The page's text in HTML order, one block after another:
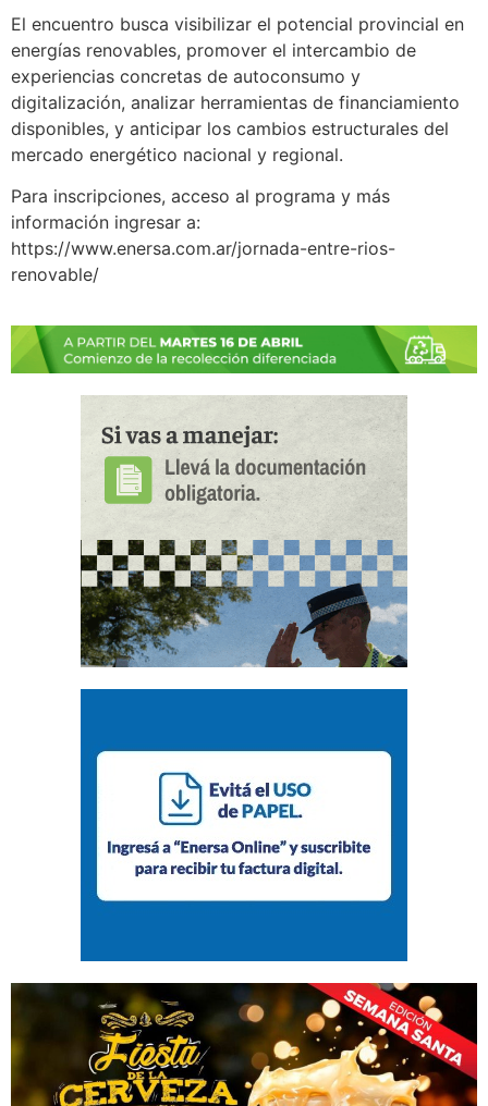
El encuentro busca visibilizar el potencial provincial en
energías renovables, promover el intercambio de
experiencias concretas de autoconsumo y
digitalización, analizar herramientas de financiamiento
disponibles, y anticipar los cambios estructurales del
mercado energético nacional y regional.
Para inscripciones, acceso al programa y más
información ingresar a:
https://www.enersa.com.ar/jornada-entre-rios-
renovable/